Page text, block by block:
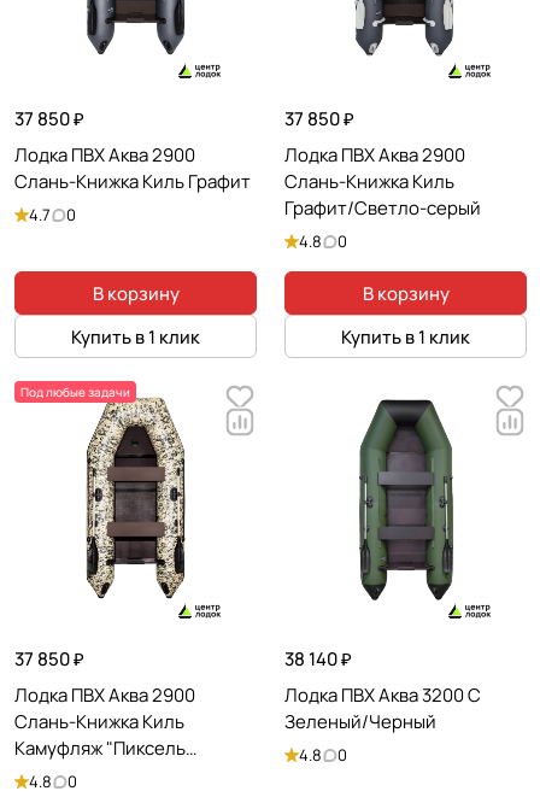
37 850 ₽
Лодка ПВХ Аква 2900
Слань-Книжка Киль Графит
4.7 0
В корзину
Купить в 1 клик
37 850 ₽
Лодка ПВХ Аква 2900
Слань-Книжка Киль
Графит/Светло-серый
4.8 0
В корзину
Купить в 1 клик
Под любые задачи
37 850 ₽
Лодка ПВХ Аква 2900
Слань-Книжка Киль
Камуфляж "Пиксель
Зеленый"
4.8 0
38 140 ₽
Лодка ПВХ Аква 3200 С
Зеленый/Черный
4.8 0